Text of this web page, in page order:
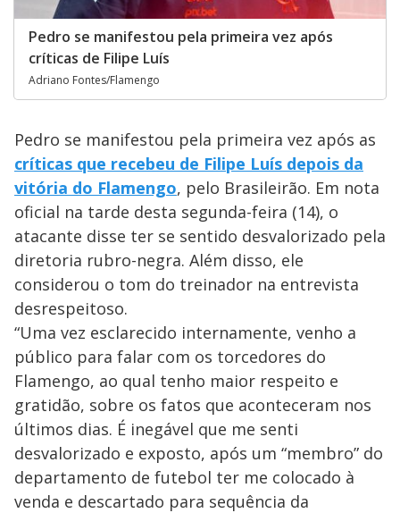
Pedro se manifestou pela primeira vez após
críticas de Filipe Luís
Adriano Fontes/Flamengo
Pedro se manifestou pela primeira vez após as
críticas que recebeu de Filipe Luís depois da
vitória do Flamengo, pelo Brasileirão. Em nota
oficial na tarde desta segunda-feira (14), o
atacante disse ter se sentido desvalorizado pela
diretoria rubro-negra. Além disso, ele
considerou o tom do treinador na entrevista
desrespeitoso.
“Uma vez esclarecido internamente, venho a
público para falar com os torcedores do
Flamengo, ao qual tenho maior respeito e
gratidão, sobre os fatos que aconteceram nos
últimos dias. É inegável que me senti
desvalorizado e exposto, após um “membro” do
departamento de futebol ter me colocado à
venda e descartado para sequência da